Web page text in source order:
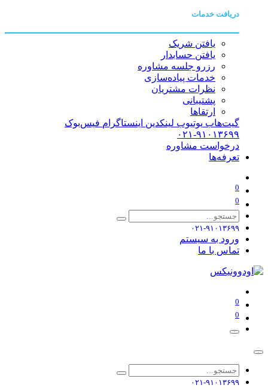
دریافت خدمات
یافتن شریک
یافتن حسابدار
رزرو جلسه مشاوره
خدمات پیاده‌سازی
نظرات مشتریان
پشتیبانی
ارتقاها
گیت‌هاب یوتیوب لینکدین اینستاگرام فیس‌بوک
۰۲۱-۹۱۰۱۳۶۹۹
درخواست مشاوره
تعرفه‌ها
0
0
۰۲۱-۹۱۰۱۳۶۹۹
ورود به سیستم
تماس با ما
0
0
۰۲۱-۹۱۰۱۳۶۹۹